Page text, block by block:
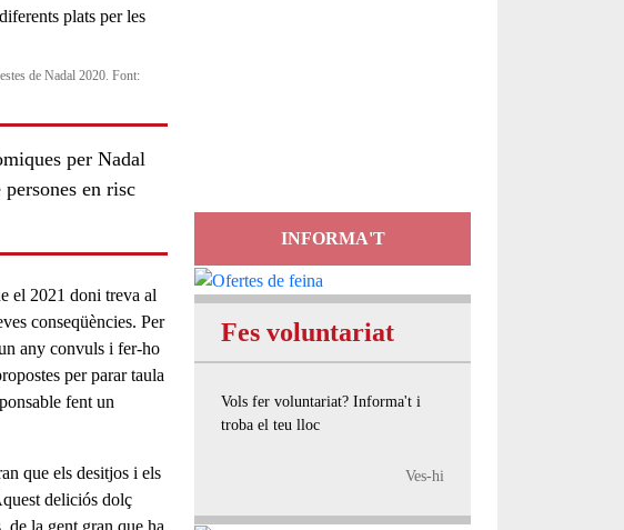
de Nadal 2020. Font:
per Nadal
en risc
el 2021 doni treva al
conseqüències. Per
any convuls i fer-ho
per parar taula
fent un
que els desitjos i els
deliciós dolç
de la gent gran que ha
INFORMA'T
Fes voluntariat
Vols fer voluntariat? Informa't i
troba el teu lloc
Ves-hi